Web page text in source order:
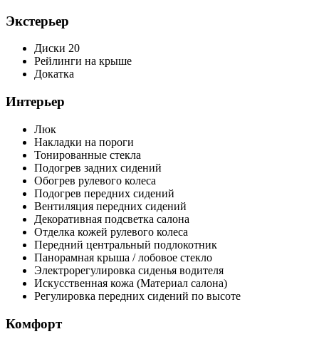
Экстерьер
Диски 20
Рейлинги на крыше
Докатка
Интерьер
Люк
Накладки на пороги
Тонированные стекла
Подогрев задних сидений
Обогрев рулевого колеса
Подогрев передних сидений
Вентиляция передних сидений
Декоративная подсветка салона
Отделка кожей рулевого колеса
Передний центральный подлокотник
Панорамная крыша / лобовое стекло
Электрорегулировка сиденья водителя
Искусственная кожа (Материал салона)
Регулировка передних сидений по высоте
Комфорт